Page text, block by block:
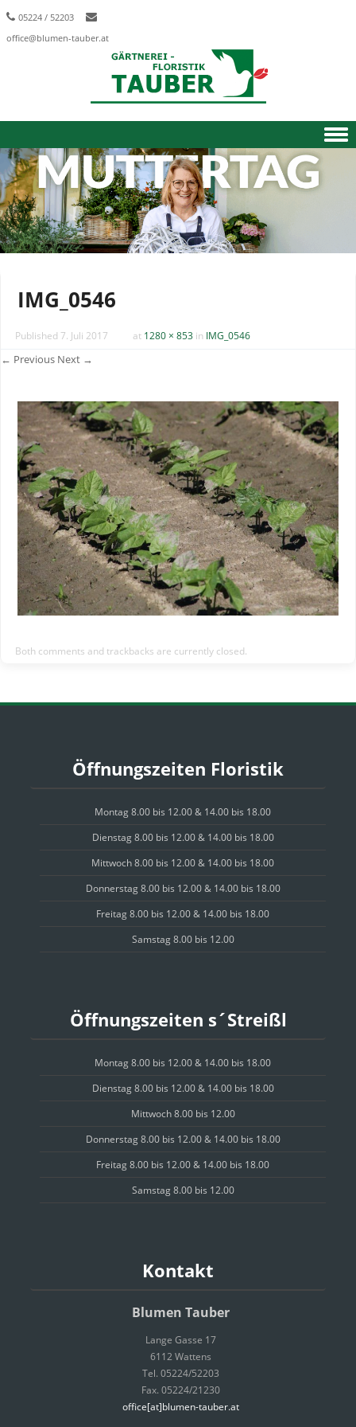
05224 / 52203
office@blumen-tauber.at
Skip to content
IMG_0546
Published 7. Juli 2017 at 1280 × 853 in IMG_0546
← Previous Next →
Both comments and trackbacks are currently closed.
Öffnungszeiten Floristik
Montag 8.00 bis 12.00 & 14.00 bis 18.00
Dienstag 8.00 bis 12.00 & 14.00 bis 18.00
Mittwoch 8.00 bis 12.00 & 14.00 bis 18.00
Donnerstag 8.00 bis 12.00 & 14.00 bis 18.00
Freitag 8.00 bis 12.00 & 14.00 bis 18.00
Samstag 8.00 bis 12.00
Öffnungszeiten s´Streißl
Montag 8.00 bis 12.00 & 14.00 bis 18.00
Dienstag 8.00 bis 12.00 & 14.00 bis 18.00
Mittwoch 8.00 bis 12.00
Donnerstag 8.00 bis 12.00 & 14.00 bis 18.00
Freitag 8.00 bis 12.00 & 14.00 bis 18.00
Samstag 8.00 bis 12.00
Kontakt
Blumen Tauber
Lange Gasse 17
6112 Wattens
Tel. 05224/52203
Fax. 05224/21230
office[at]blumen-tauber.at